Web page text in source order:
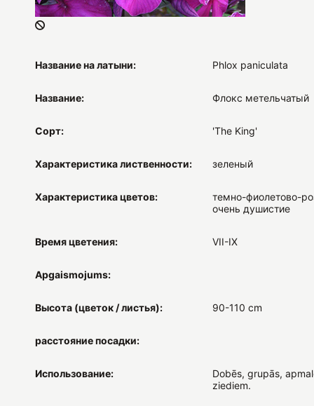
Название на латыни: Phlox paniculata
Название: Флокс метельчатый
Сорт: 'The King'
Характеристика лиственности: зеленый
Характеристика цветов:
темно-фиолетово-
очень душистие
Время цветения: VII-IX
Apgaismojums:
Высота (цветок / листья): 90-110 cm
расстояние посадки:
Использование:
Dobēs, grupās,
ziediem.